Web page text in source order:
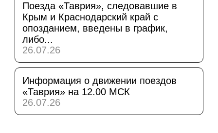
Поезда «Таврия», следовавшие в
Крым и Краснодарский край с
опозданием, введены в график,
либо...
26.07.26
Информация о движении поездов
«Таврия» на 12.00 МСК
26.07.26